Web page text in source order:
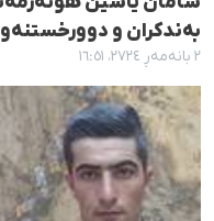
بەندکران و
٢ بانەمەڕ ٢٧٢٤، ١٦:٥١